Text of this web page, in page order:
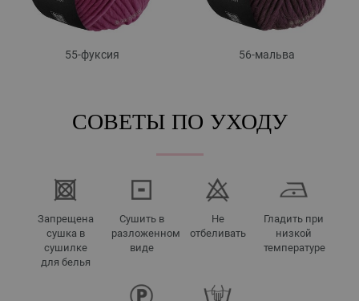
55-фуксия 56-мальва
СОВЕТЫ ПО УХОДУ
Запрещена
сушка в
сушилке
для белья
Сушить в
разложенном
виде
Не
отбеливать
Гладить при
низкой
температуре